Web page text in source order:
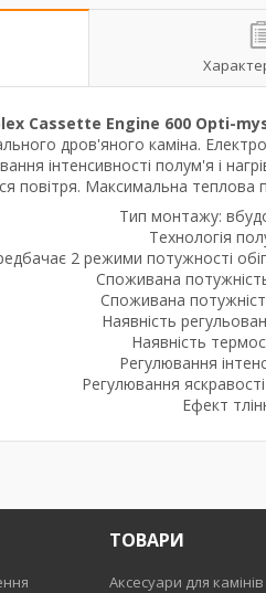
Cassette Engine 600 Opti-
дров'яного каміна.
інтенсивності полум'я і
повітря. Максимальна
Тип монтажу:
Технологія
2 режими потужності
Споживана
Споживана
Наявність
Наявність
Регулювання
Регулювання
Ефект
ТОВАРИ
Аксесуари для камінів